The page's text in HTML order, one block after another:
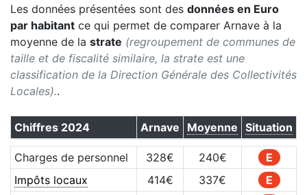
Les données présentées sont des données en Euro
par habitant ce qui permet de comparer Arnave à la
moyenne de la strate (regroupement de communes de
taille et de fiscalité similaire, la strate est une
classification de la Direction Générale des Collectivités
Locales)..
Chiffres 2024 Arnave Moyenne Situation
Charges de personnel 328€ 240€
E
Impôts locaux
414€ 337€
E